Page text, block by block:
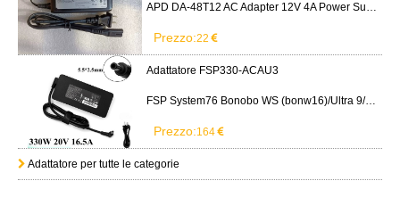
APD DA-48T12 AC Adapter 12V 4A Power Supply Cord
Prezzo:22
Adattatore FSP330-ACAU3
FSP System76 Bonobo WS (bonw16)/Ultra 9/RTX5090
Prezzo:164
Adattatore per tutte le categorie